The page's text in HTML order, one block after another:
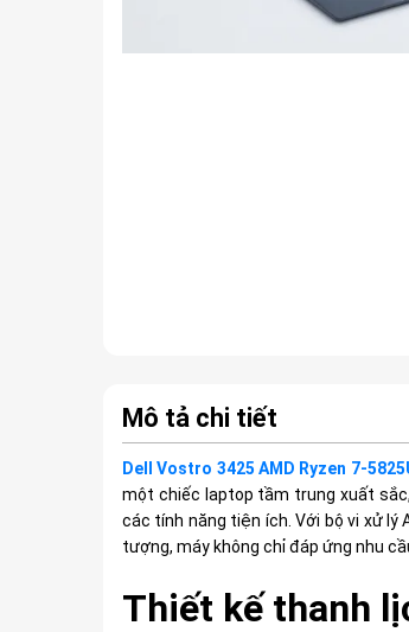
Mô tả chi tiết
Dell Vostro 3425 AMD Ryzen 7-
một chiếc laptop tầm trung xuất
các tính năng tiện ích. Với bộ vi xử lý
tượng, máy không chỉ đáp ứng nhu
Thiết kế thanh